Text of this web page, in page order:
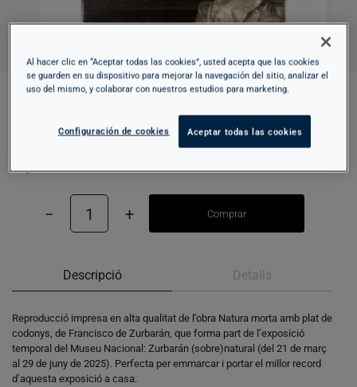
LÀMINA 30X40CM – PLAT DE CODONYS –
ZURBARÁN
10,95 €
− 1 + Comprar
Descripció Detalls
Reproducció impresa en alta qualitat de l’obra Natura morta amb plat de
codonys, de Francisco de Zurbarán, que forma part de l’exposició
temporal del Museu Nacional: Zurbarán (sobre)natural (del 21 de març
al 29 de juny de 2025). Perfecta per emmarcar i portar el millor record
d’aquesta exposició a casa.
Al hacer clic en “Aceptar todas las cookies”, usted acepta que las cookies
se guarden en su dispositivo para mejorar la navegación del sitio, analizar el
uso del mismo, y colaborar con nuestros estudios para marketing.
Configuración de cookies Aceptar todas las cookies